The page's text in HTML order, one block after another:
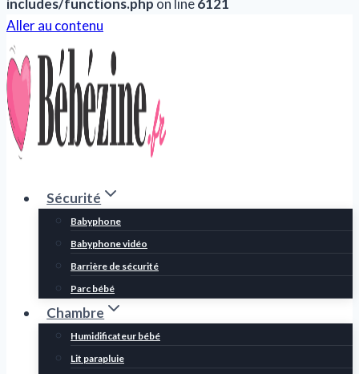
includes/functions.php on line6121
Aller au contenu
Sécurité
Babyphone
Babyphone vidéo
Barrière de sécurité
Parc bébé
Chambre
Humidificateur bébé
Lit parapluie